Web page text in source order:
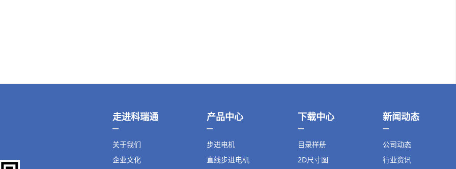
走进科瑞通
关于我们
企业文化
产品中心
步进电机
直线步进电机
下载中心
目录样册
2D尺寸图
新闻动态
公司动态
行业资讯